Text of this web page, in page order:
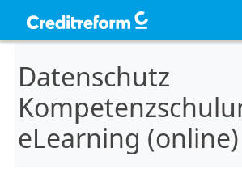
Datenschutz
eLearning (online)